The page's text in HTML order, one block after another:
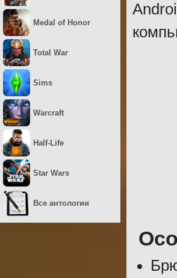
Medal of Honor
Total War
Sims
Warcraft
Half-Life
Star Wars
Все антологии